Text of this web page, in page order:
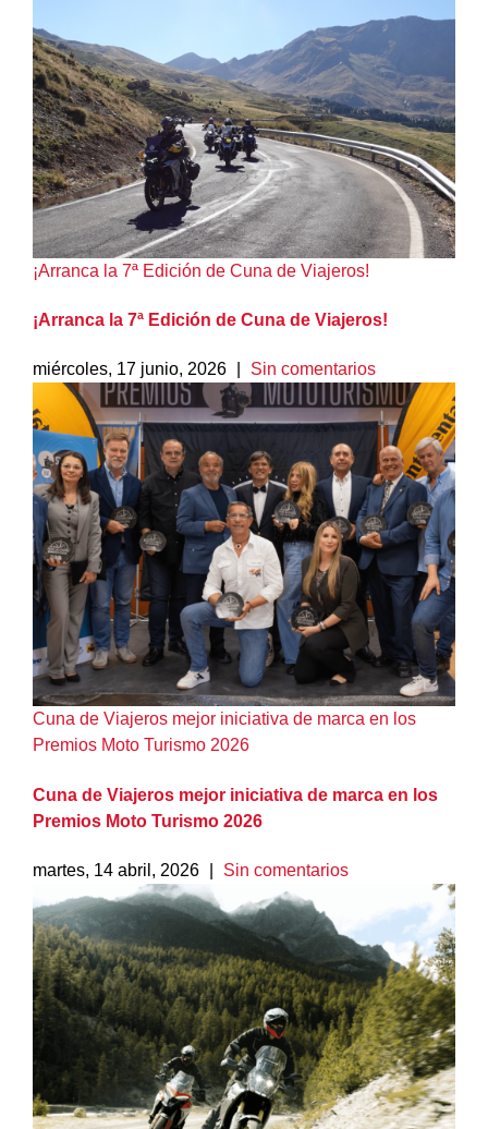
¡Arranca la 7ª Edición de Cuna de Viajeros!
¡Arranca la 7ª Edición de Cuna de Viajeros!
miércoles, 17 junio, 2026 Sin comentarios
Cuna de Viajeros mejor iniciativa de marca en los
Premios Moto Turismo 2026
Cuna de Viajeros mejor iniciativa de marca en los
Premios Moto Turismo 2026
martes, 14 abril, 2026 Sin comentarios